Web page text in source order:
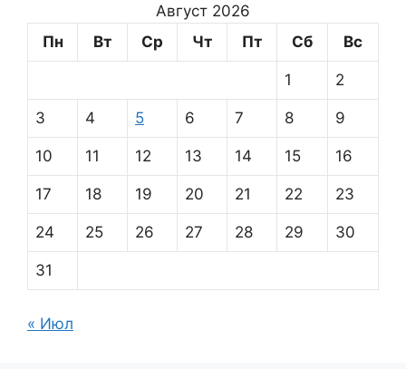
Август 2026
Пн
Вт Ср Чт Пт Сб Вс
1 2
3 4 5 6 7 8 9
10 11 12 13 14 15 16
17 18 19 20 21 22 23
24 25 26 27 28 29 30
31
« Июл